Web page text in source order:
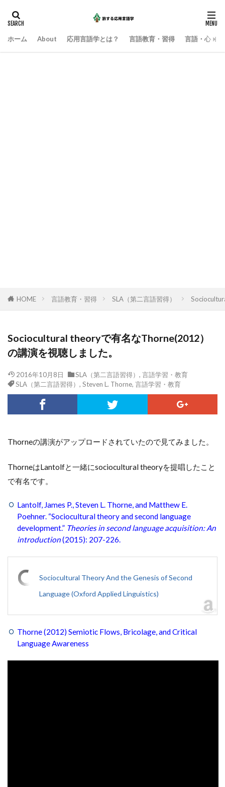
ホーム About 応用言語学とは？ 言語教育・習得 言語・心・
HOME 言語教育・習得 SLA（第二言語習得）
Sociocultural theoryで有名なThorne(2012）
の講演を視聴しました。
2016年10月8日 SLA（第二言語習得） , 言語学習・教育
SLA（第二言語習得） , Steven L. Thorne, 言語学習・教育
Thorneの講演がアップロードされていたので見てみました。
ThorneはLantolfと一緒にsociocultural theoryを提唱したこと
で有名です。
Lantolf, James P., Steven L. Thorne, and Matthew E.
Poehner. “Sociocultural theory and second language
development.” Theories in second language acquisition: An
introduction(2015): 207-226.
Sociocultural Theory And the Genesis of Second
Language (Oxford Applied Linguistics)
Thorne (2012) Semiotic Flows, Bricolage, and Critical
Language Awareness